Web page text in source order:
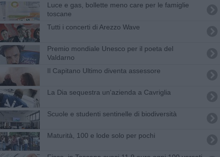
Luce e gas, bollette meno care per le famiglie
toscane
Tutti i concerti di Arezzo Wave
Premio mondiale Unesco per il poeta del
Valdarno
Il Capitano Ultimo diventa assessore
La Dia sequestra un'azienda a Cavriglia
Scuole e studenti sentinelle di biodiversità
Maturità, 100 e lode solo per pochi